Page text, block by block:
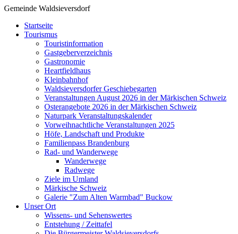
Gemeinde Waldsieversdorf
Startseite
Tourismus
Touristinformation
Gastgeberverzeichnis
Gastronomie
Heartfieldhaus
Kleinbahnhof
Waldsieversdorfer Geschiebegarten
Veranstaltungen August 2026 in der Märkischen Schweiz
Osterangebote 2026 in der Märkischen Schweiz
Naturpark Veranstaltungskalender
Vorweihnachtliche Veranstaltungen 2025
Höfe, Landschaft und Produkte
Familienpass Brandenburg
Rad- und Wanderwege
Wanderwege
Radwege
Ziele im Umland
Märkische Schweiz
Galerie "Zum Alten Warmbad" Buckow
Unser Ort
Wissens- und Sehenswertes
Entstehung / Zeittafel